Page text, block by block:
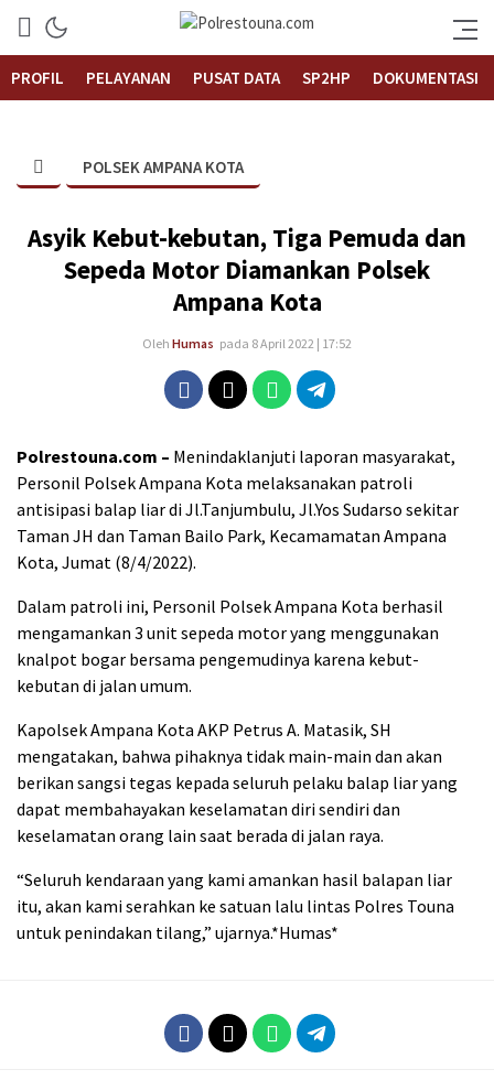
PROFIL
PELAYANAN PUSAT DATA SP2HP DOKUMENTASI
POLSEK AMPANA KOTA
Asyik Kebut-kebutan, Tiga Pemuda dan
Sepeda Motor Diamankan Polsek
Ampana Kota
Oleh Humas pada 8 April 2022 | 17:52
Polrestouna.com – Menindaklanjuti laporan masyarakat,
Personil Polsek Ampana Kota melaksanakan patroli
antisipasi balap liar di Jl.Tanjumbulu, Jl.Yos Sudarso sekitar
Taman JH dan Taman Bailo Park, Kecamamatan Ampana
Kota, Jumat (8/4/2022).
Dalam patroli ini, Personil Polsek Ampana Kota berhasil
mengamankan 3 unit sepeda motor yang menggunakan
knalpot bogar bersama pengemudinya karena kebut-
kebutan di jalan umum.
Kapolsek Ampana Kota AKP Petrus A. Matasik, SH
mengatakan, bahwa pihaknya tidak main-main dan akan
berikan sangsi tegas kepada seluruh pelaku balap liar yang
dapat membahayakan keselamatan diri sendiri dan
keselamatan orang lain saat berada di jalan raya.
“Seluruh kendaraan yang kami amankan hasil balapan liar
itu, akan kami serahkan ke satuan lalu lintas Polres Touna
untuk penindakan tilang,” ujarnya.*Humas*